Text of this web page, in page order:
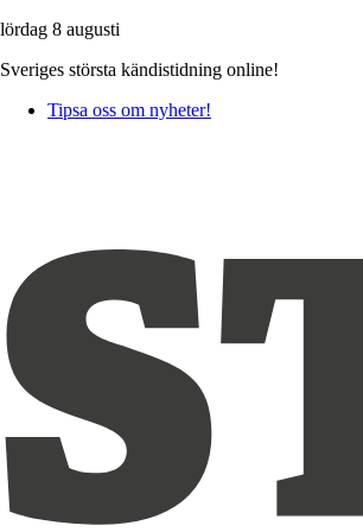
lördag 8 augusti
Sveriges största kändistidning online!
Tipsa oss om nyheter!